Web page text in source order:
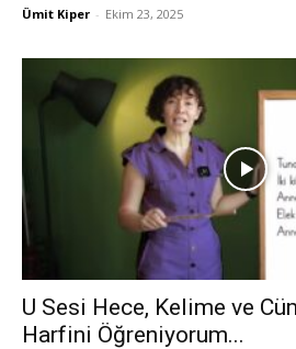
Ümit Kiper - Ekim 23, 2025
U Sesi Hece, Kelime ve
Harfini Öğreniyorum...